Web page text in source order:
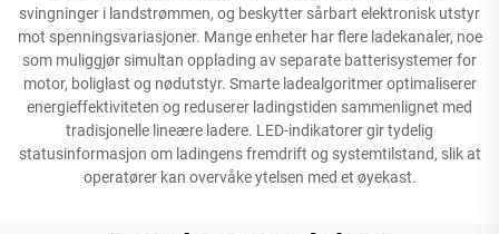
svingninger i landstrømmen, og beskytter sårbart elektronisk utstyr
mot spenningsvariasjoner. Mange enheter har flere ladekanaler, noe
som muliggjør simultan opplading av separate batterisystemer for
motor, boliglast og nødutstyr. Smarte ladealgoritmer optimaliserer
energieffektiviteten og reduserer ladingstiden sammenlignet med
tradisjonelle lineære ladere. LED-indikatorer gir tydelig
statusinformasjon om ladingens fremdrift og systemtilstand, slik at
operatører kan overvåke ytelsen med et øyekast.